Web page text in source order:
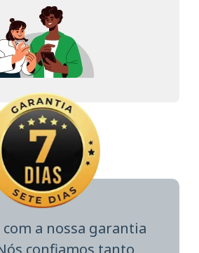
com a nossa garantia
confiamos tanto